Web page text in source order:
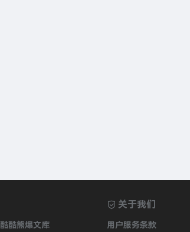
酷酷熊爆文库
关于我们
用户服务条款